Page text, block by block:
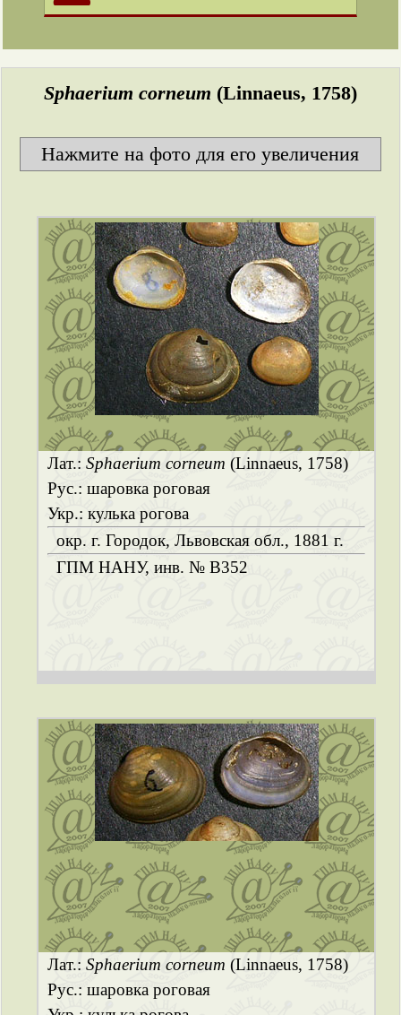
Sphaerium corneum (Linnaeus, 1758)
Нажмите на фото для его увеличения
Лат.:Sphaerium corneum (Linnaeus, 1758)
Рус.: шаровка роговая
Укр.: кулька рогова
окр. г. Городок, Львовская обл., 1881 г.
ГПМ НАНУ, инв. № B352
Лат.:Sphaerium corneum (Linnaeus, 1758)
Рус.: шаровка роговая